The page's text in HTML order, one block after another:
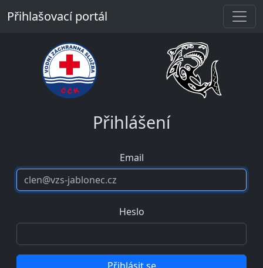
Přihlašovací portál
Přihlášení
Email
Heslo